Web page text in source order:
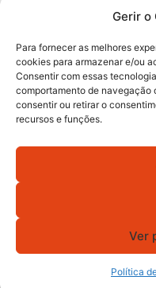
Gerir o
Para fornecer as melhores
cookies para armazenar e/ou
Consentir com essas
comportamento de navegação
consentir ou retirar o
recursos e funções.
Ver
Política
avança para a sua
Subscreva
Política de
© 2026 GA!